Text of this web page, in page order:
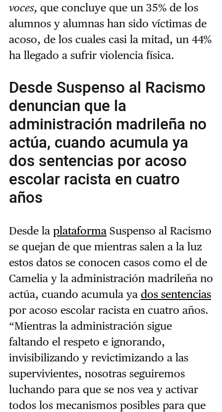
voces, que concluye que un 35% de los
alumnos y alumnas han sido víctimas de
acoso, de los cuales casi la mitad, un 44%
ha llegado a sufrir violencia física.
Desde Suspenso al Racismo
denuncian que la
administración madrileña no
actúa, cuando acumula ya
dos sentencias por acoso
escolar racista en cuatro
años
Desde la plataformaSuspenso al Racismo
se quejan de que mientras salen a la luz
estos datos se conocen casos como el de
Camelia y la administración madrileña no
actúa, cuando acumula ya dos sentencias
por acoso escolar racista en cuatro años.
“Mientras la administración sigue
faltando el respeto e ignorando,
invisibilizando y revictimizando a las
supervivientes, nosotras seguiremos
luchando para que se nos vea y activar
todos los mecanismos posibles para que